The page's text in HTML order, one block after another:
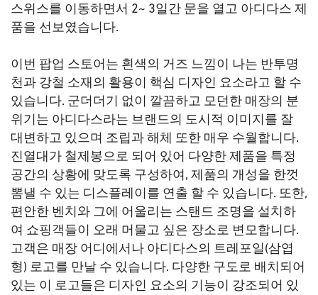
스위스를 이동하면서 2~ 3일간 문을 열고 아디다스 제
품을 선보였습니다.
이번 팝업 스토어는 흰색의 거즈 느낌이 나는 반투명
천과 강철 소재의 활용이 핵심 디자인 요소라고 할 수
있습니다. 군더더기 없이 깔끔하고 모던한 매장의 분
위기는 아디다스라는 브랜드의 도시적 이미지를 잘
대변하고 있으며 조립과 해체 또한 매우 수월합니다.
진열대가 철제봉으로 되어 있어 다양한 제품을 특정
공간의 상황에 맞도록 구성하여, 제품의 개성을 한껏
뽐낼 수 있는 디스플레이를 연출 할 수 있습니다. 또한,
편안한 벤치와 그에 어울리는 스탠드 조명을 설치하
여 쇼핑객들이 오래 머물고 싶은 장소로 변모합니다.
고객은 매장 어디에서나 아디다스의 트레포일(삼엽
형) 로고를 만날 수 있습니다. 다양한 구도로 배치되어
있는 이 로고들은 디자인 요소의 기능이 강조되어 있